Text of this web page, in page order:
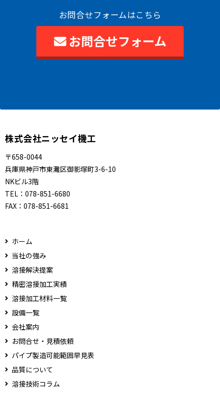
お問合せフォームはこちら
お問合せフォーム
株式会社ニッセイ機工
〒658-0044
兵庫県神戸市東灘区御影塚町3-6-10
NKビル3階
TEL： 078-851-6680
FAX： 078-851-6681
ホーム
当社の強み
溶接解決提案
精密溶接加工実績
溶接加工材料一覧
設備一覧
会社案内
お問合せ・見積依頼
パイプ製造可能範囲早見表
品質について
溶接技術コラム